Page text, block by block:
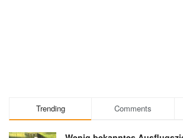
Trending Comments